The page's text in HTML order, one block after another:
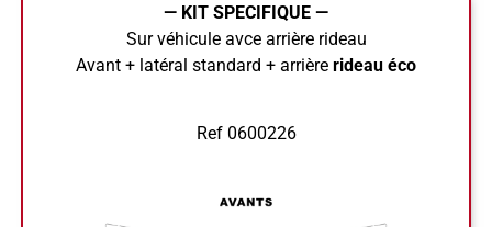
— KIT SPECIFIQUE —
Sur véhicule avce arrière rideau
Avant + latéral standard + arrière rideau éco
Ref 0600226